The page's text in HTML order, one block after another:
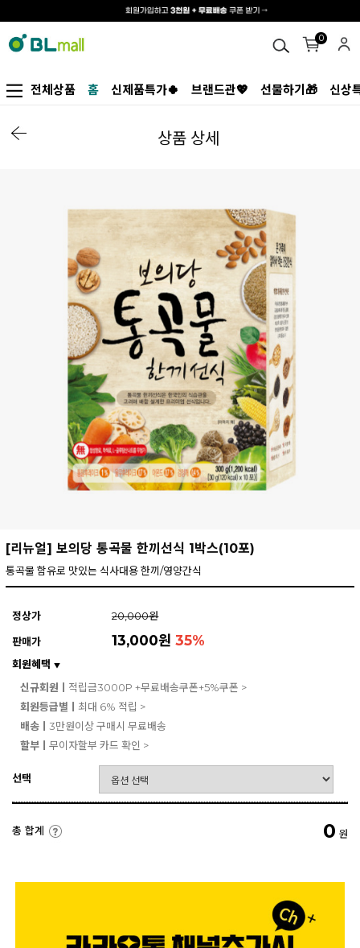
0
전체상품 홈 신제품특가🍀 브랜드관💖 선물하기🎁 신상
상품 상세
[리뉴얼] 보의당 통곡물 한끼선식 1박스(10포)
통곡물 함유로 맛있는 식사대용 한끼/영양간식
정상가
20,000원
판매가
13,000원35%
회원혜택 ▼
신규회원ㅣ 적립금3000P +무료배송쿠폰+5%쿠폰 >
회원등급별ㅣ 최대 6% 적립 >
배송ㅣ 3만원이상 구매시 무료배송
할부ㅣ 무이자할부 카드 확인 >
선택
총 합계 0 원